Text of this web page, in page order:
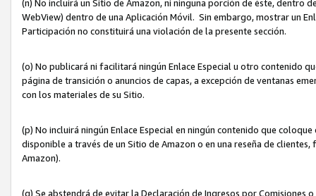
(n) No incluirá un Sitio de Amazon, ni ninguna porción de éste,
WebView) dentro de una Aplicación Móvil. Sin embargo, mostrar un
Participación no constituirá una violación de la presente sección.
(o) No publicará ni facilitará ningún Enlace Especial u otro contenido
página de transición o anuncios de capas, a excepción de ventanas
con los materiales de su Sitio.
(p) No incluirá ningún Enlace Especial en ningún contenido que
disponible a través de un Sitio de Amazon o en una reseña de
Amazon).
(q) Se abstendrá de evitar la Declaración de Ingresos por